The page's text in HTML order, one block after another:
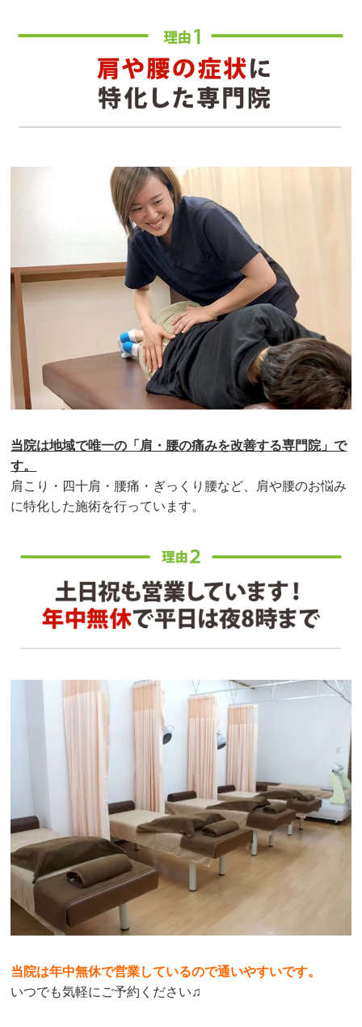
当院は地域で唯一の「肩・腰の痛みを改善する専門院」で
す。
肩こり・四十肩・腰痛・ぎっくり腰など、肩や腰のお悩み
に特化した施術を行っています。
当院は年中無休で営業しているので通いやすいです。
いつでも気軽にご予約ください♫